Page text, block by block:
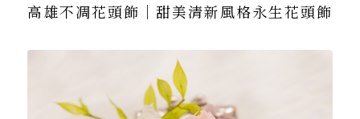
高雄不凋花頭飾｜甜美清新風格永生花頭飾